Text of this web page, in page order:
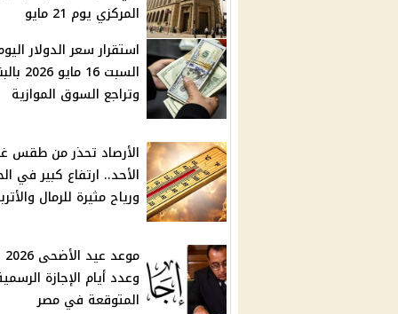
المركزي يوم 21 مايو
استقرار سعر الدولار
السبت 16
وتراجع السوق الموازية
الأرصاد تحذر من طقس
الأحد.. ارتفاع كبير في
ورياح مثيرة للرمال
وعدد أيام الإجازة
المتوقعة في مصر